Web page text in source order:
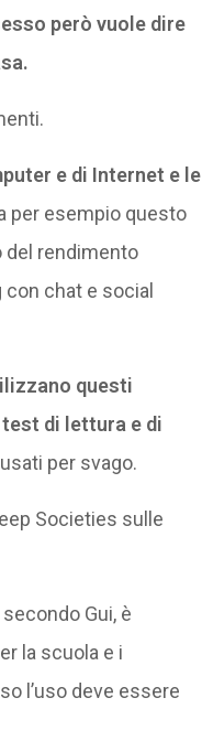
però vuole dire
e di Internet e le
per esempio questo
del rendimento
chat e social
questi
di lettura e di
per svago.
Societies sulle
Gui, è
la scuola e i
l’uso deve essere